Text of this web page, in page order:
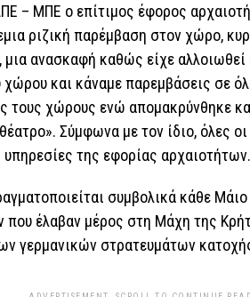
– ΜΠΕ ο επίτιμος έφορος
ριζική παρέμβαση στον χώρο,
ανασκαφή καθώς είχε
και κάναμε παρεμβάσεις σε
τους χώρους ενώ απομακρύνθηκε
Σύμφωνα με τον ίδιο, όλες οι
υπηρεσίες της εφορίας αρχαιοτήτων.
συμβολικά κάθε
έλαβαν μέρος στη Μάχη της
γερμανικών στρατευμάτων